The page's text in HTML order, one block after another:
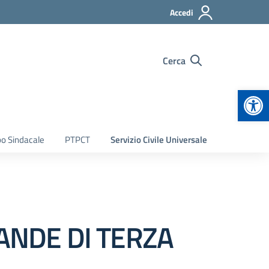
Accedi
Cerca
Sindacale PTPCT Servizio Civile Universale
DI TERZA